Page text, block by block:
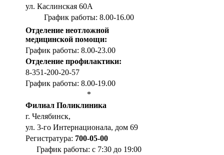
ул. Каслинская 60А
График работы: 8.00-16.00
Отделение неотложной
медицинской помощи:
График работы: 8.00-23.00
Отделение профилактики:
8-351-200-20-57
График работы: 8.00-19.00
*
Филиал Поликлиника
г. Челябинск,
ул. 3-го Интернационала, дом 69
Регистратура: 700-05-00
График работы: с 7:30 до 19:00